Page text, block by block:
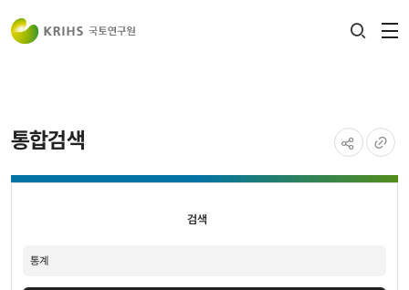
통합검색
검색